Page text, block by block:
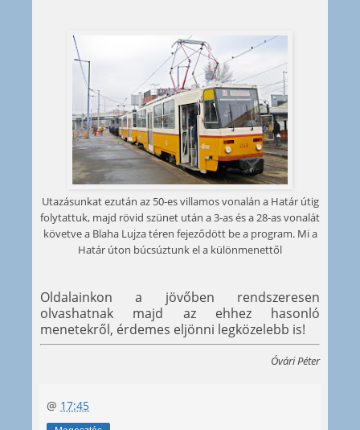
Utazásunkat ezután az 50-es villamos vonalán a Határ útig
folytattuk, majd rövid szünet után a 3-as és a 28-as vonalát
követve a Blaha Lujza téren fejeződött be a program. Mi a
Határ úton búcsúztunk el a különmenettől
Oldalainkon a jövőben rendszeresen
olvashatnak majd az ehhez hasonló
menetekről, érdemes eljönni legközelebb is!
Óvári Péter
@ 17:45